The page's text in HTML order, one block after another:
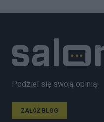
Podziel się swoją opinią
ZAŁÓŻ BLOG